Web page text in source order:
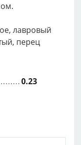
лавровый
перец
0.23